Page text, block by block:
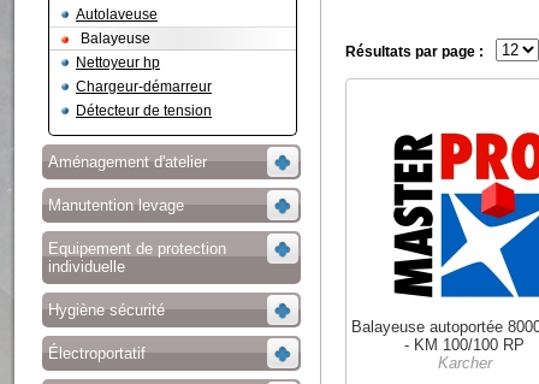
Autolaveuse
Balayeuse
Nettoyeur hp
Chargeur-démarreur
Détecteur de tension
Aménagement d'atelier
Manutention levage
Equipement de protection
individuelle
Hygiène sécurité
Électroportatif
Résultats par page :
Balayeuse autoportée
- KM 100/100 RP
Karcher